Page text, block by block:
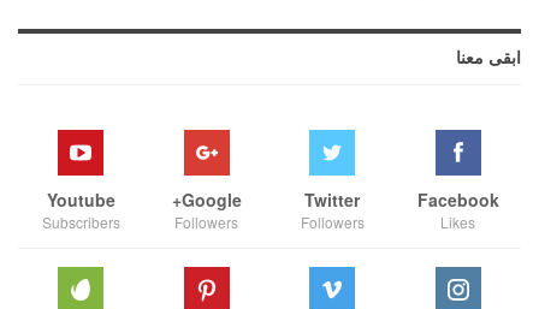
ابقى معنا
Facebook
Likes
Twitter
Followers
Google+
Followers
Youtube
Subscribers